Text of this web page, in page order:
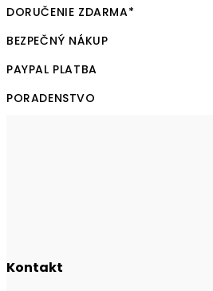
DORUČENIE ZDARMA*
BEZPEČNÝ NÁKUP
PAYPAL PLATBA
PORADENSTVO
Kontakt